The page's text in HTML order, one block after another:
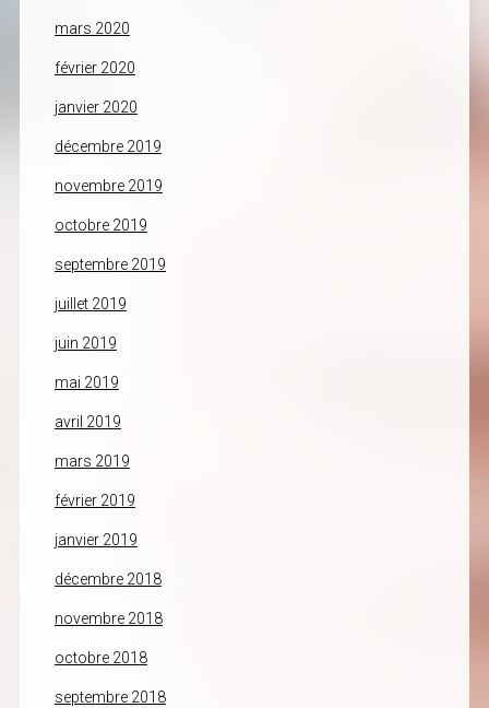
mars 2020
février 2020
janvier 2020
décembre 2019
novembre 2019
octobre 2019
septembre 2019
juillet 2019
juin 2019
mai 2019
avril 2019
mars 2019
février 2019
janvier 2019
décembre 2018
novembre 2018
octobre 2018
septembre 2018